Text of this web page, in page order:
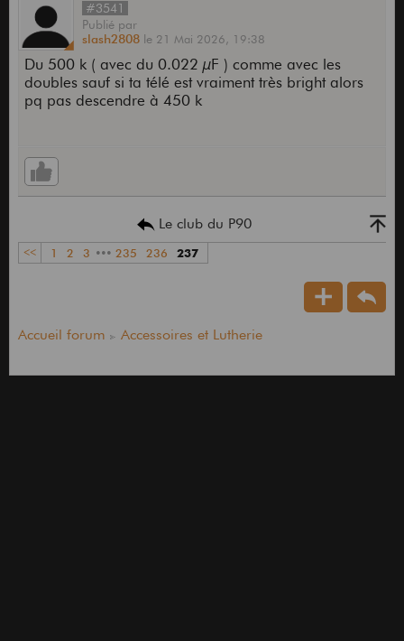
#3541
Publié par
slash2808 le 21 Mai 2026, 19:38
Du 500 k ( avec du 0.022 µF ) comme avec les
doubles sauf si ta télé est vraiment très bright alors
pq pas descendre à 450 k
Le club du P90
<< 1 2 3 ••• 235 236 237
Accueil forum Accessoires et Lutherie